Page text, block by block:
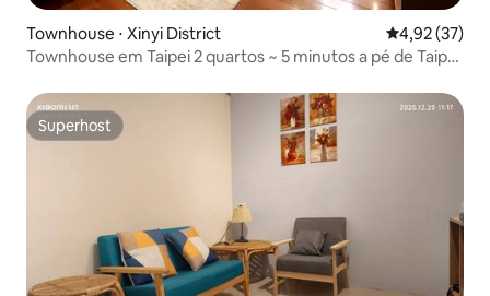
Townhouse ⋅ Xinyi District 4,92 de uma
4,92 (37)
Townhouse em Taipei 2 quartos ~ 5 minutos a pé de Taipei
Superhost
Superhost